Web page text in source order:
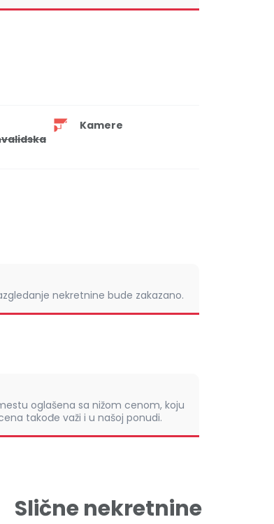
Kamere
nekretnine bude zakazano.
oglašena sa nižom cenom, koju
takođe važi i u našoj ponudi.
Slične nekretnine